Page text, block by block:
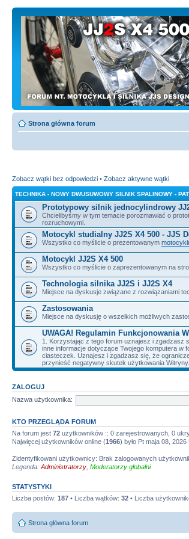
Strona główna forum
Zobacz wątki bez odpowiedzi • Zobacz aktywne wątki
TECHNIKA - NOWY DWUSUWOWY SILNIK SPALINOWY -
Prototypowy silnik jednocylindrowy
Chcielibyśmy w tym temacie porozmawiać o
rozruchowymi.
Motocykl studialny JJ2S X4 500 - JJS
Wszystko co myślicie o prezentowanym
Motocykl JJ2S X4 500
Wszystko co myślicie o zaprezentowanym na
Technologia silnika JJ2S i JJ2S X4
Miejsce na dyskusje związane z rozwiązaniami
Zastosowania
Miejsce na dyskusję o wszelkich możliwych
UWAGA! Regulamin Funkcjonowania
1. Korzystając z tego forum uznajesz i zgadzasz
inne informacje dotyczące Twojego komputera w
ciasteczek. Uznajesz i zgadzasz się, że
przynieść negatywny skutek użytkowania Witryny.
ZALOGUJ
Nazwa użytkownika:
KTO PRZEGLĄDA FORUM
Na forum jest 72 użytkowników :: 0 zarejestrowanych, 0
Najwięcej użytkowników online (1966) było Pt maja 08, 2026
Zidentyfikowani użytkownicy: Brak zalogowanych
Legenda: Administratorzy Moderatorzy globalni
STATYSTYKI
Liczba postów: 187 • Liczba wątków: 32 • Liczba
Strona główna forum